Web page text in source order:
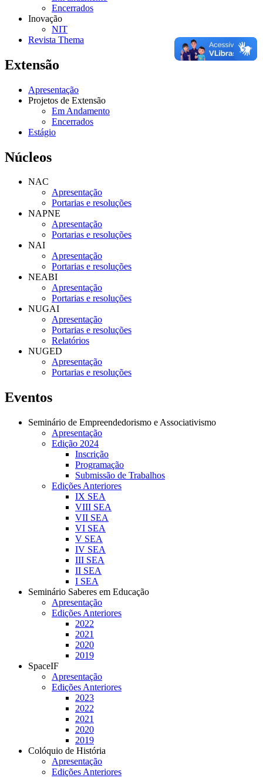
Encerrados
Inovação
NIT
Revista Thema
Extensão
Apresentação
Projetos de Extensão
Em Andamento
Encerrados
Estágio
Núcleos
NAC
Apresentação
Portarias e resoluções
NAPNE
Apresentação
Portarias e resoluções
NAI
Apresentação
Portarias e resoluções
NEABI
Apresentação
Portarias e resoluções
NUGAI
Apresentação
Portarias e resoluções
Relatórios
NUGED
Apresentação
Portarias e resoluções
Eventos
Seminário de Empreendedorismo e Associativismo
Apresentação
Edição 2024
Inscrição
Programação
Submissão de Trabalhos
Edições Anteriores
IX SEA
VIII SEA
VII SEA
VI SEA
V SEA
IV SEA
III SEA
II SEA
I SEA
Seminário Saberes em Educação
Apresentação
Edições Anteriores
2022
2021
2020
2019
SpaceIF
Apresentação
Edições Anteriores
2023
2022
2021
2020
2019
Colóquio de História
Apresentação
Edições Anteriores